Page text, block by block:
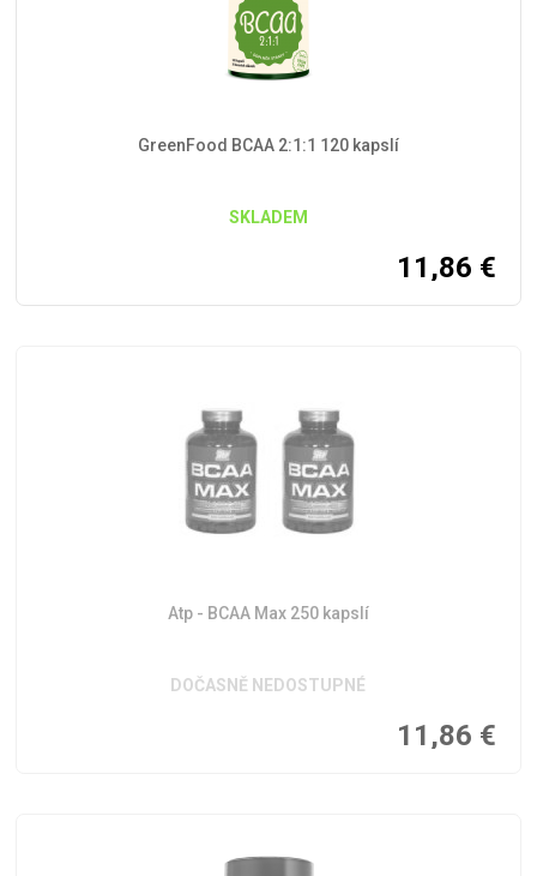
GreenFood BCAA 2:1:1 120 kapslí
SKLADEM
11,86 €
Atp - BCAA Max 250 kapslí
DOČASNĚ NEDOSTUPNÉ
11,86 €